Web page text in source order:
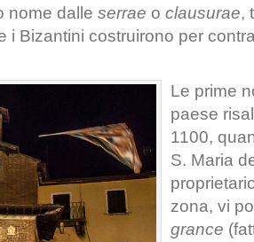
nome dalle serrae o clausurae,
i Bizantini costruirono per
Le prime
paese
1100,
S. Maria
zona, vi
grance